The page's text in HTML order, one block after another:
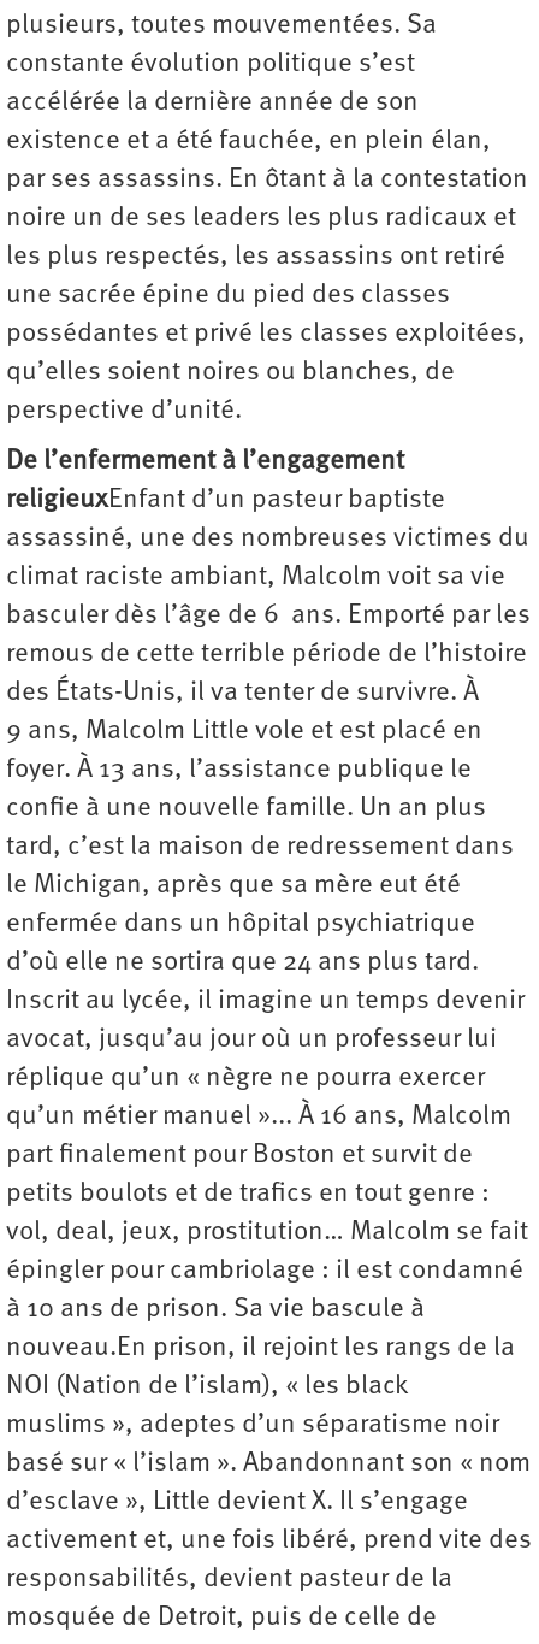
plusieurs, toutes mouvementées. Sa
constante évolution politique s’est
accélérée la dernière année de son
existence et a été fauchée, en plein élan,
par ses assassins. En ôtant à la contestation
noire un de ses leaders les plus radicaux et
les plus respectés, les assassins ont retiré
une sacrée épine du pied des classes
possédantes et privé les classes exploitées,
qu’elles soient noires ou blanches, de
perspective d’unité.
De l’enfermement à l’engagement
religieuxEnfant d’un pasteur baptiste
assassiné, une des nombreuses victimes du
climat raciste ambiant, Malcolm voit sa vie
basculer dès l’âge de 6 ans. Emporté par les
remous de cette terrible période de l’histoire
des États-Unis, il va tenter de survivre. À
9 ans, Malcolm Little vole et est placé en
foyer. À 13 ans, l’assistance publique le
confie à une nouvelle famille. Un an plus
tard, c’est la maison de redressement dans
le Michigan, après que sa mère eut été
enfermée dans un hôpital psychiatrique
d’où elle ne sortira que 24 ans plus tard.
Inscrit au lycée, il imagine un temps devenir
avocat, jusqu’au jour où un professeur lui
réplique qu’un « nègre ne pourra exercer
qu’un métier manuel »... À 16 ans, Malcolm
part finalement pour Boston et survit de
petits boulots et de trafics en tout genre :
vol, deal, jeux, prostitution… Malcolm se fait
épingler pour cambriolage : il est condamné
à 10 ans de prison. Sa vie bascule à
nouveau.En prison, il rejoint les rangs de la
NOI (Nation de l’islam), « les black
muslims », adeptes d’un séparatisme noir
basé sur « l’islam ». Abandonnant son « nom
d’esclave », Little devient X. Il s’engage
activement et, une fois libéré, prend vite des
responsabilités, devient pasteur de la
mosquée de Detroit, puis de celle de